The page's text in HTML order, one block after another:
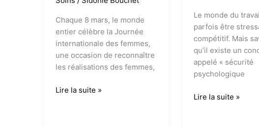
Chaque 8 mars, le monde
entier célèbre la Journée
internationale des femmes,
une occasion de reconnaître
les réalisations des femmes,
Journée
Lire la suite »
Le monde du
parfois être
compétitif. Mais
qu’il existe un
appelé « sécurité
psychologique
La
Lire la suite »